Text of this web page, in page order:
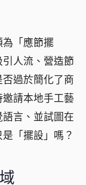
「應節擺
人流、營造節
過於簡化了商
請本地手工藝
言、並試圖在
「擺設」嗎？